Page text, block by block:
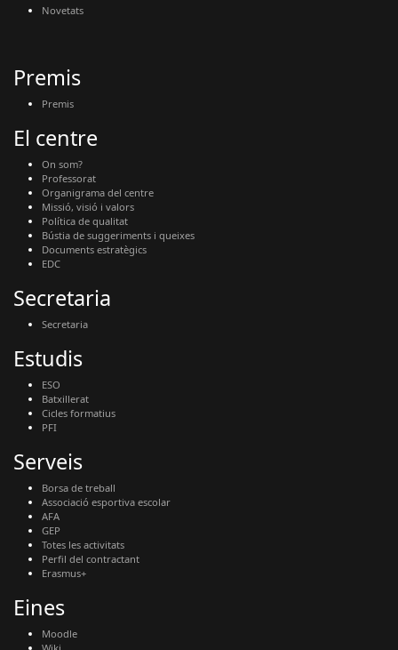
Novetats
Premis
Premis
El centre
On som?
Professorat
Organigrama del centre
Missió, visió i valors
Política de qualitat
Bústia de suggeriments i queixes
Documents estratègics
EDC
Secretaria
Secretaria
Estudis
ESO
Batxillerat
Cicles formatius
PFI
Serveis
Borsa de treball
Associació esportiva escolar
AFA
GEP
Totes les activitats
Perfil del contractant
Erasmus+
Eines
Moodle